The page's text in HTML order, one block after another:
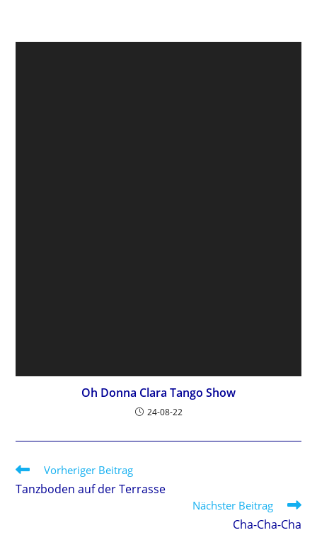
Oh Donna Clara Tango Show
24-08-22
Weitere
Artikel
ansehen
Vorheriger Beitrag
Tanzboden auf der Terrasse
Nächster Beitrag
Cha-Cha-Cha